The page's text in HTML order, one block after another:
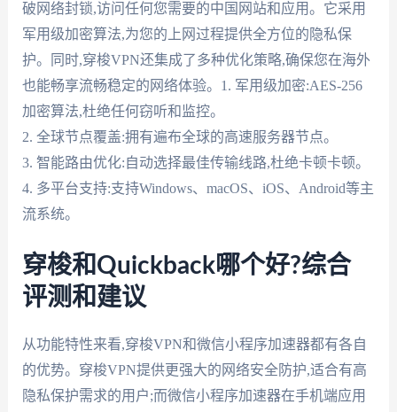
破网络封锁,访问任何您需要的中国网站和应用。它采用
军用级加密算法,为您的上网过程提供全方位的隐私保
护。同时,穿梭VPN还集成了多种优化策略,确保您在海外
也能畅享流畅稳定的网络体验。1. 军用级加密:AES-256
加密算法,杜绝任何窃听和监控。
2. 全球节点覆盖:拥有遍布全球的高速服务器节点。
3. 智能路由优化:自动选择最佳传输线路,杜绝卡顿卡顿。
4. 多平台支持:支持Windows、macOS、iOS、Android等主
流系统。
穿梭和Quickback哪个好?综合
评测和建议
从功能特性来看,穿梭VPN和微信小程序加速器都有各自
的优势。穿梭VPN提供更强大的网络安全防护,适合有高
隐私保护需求的用户;而微信小程序加速器在手机端应用